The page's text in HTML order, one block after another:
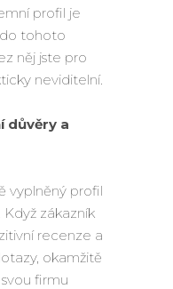
profil je
tohoto
něj jste pro
neviditelní.
důvěry a
vyplněný profil
zákazník
recenze a
okamžitě
firmu